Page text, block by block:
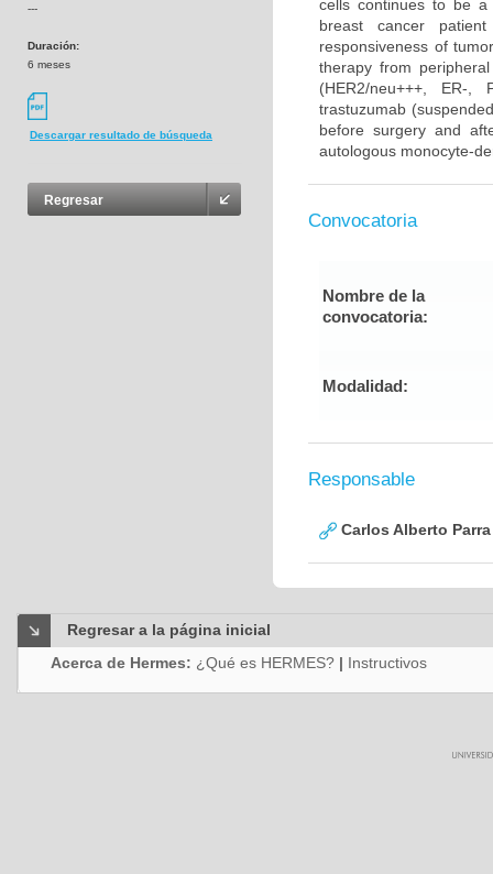
---
Duración:
6 meses
Descargar resultado de búsqueda
Regresar
cells continues to be a
breast cancer
responsiveness of
therapy from
(HER2/neu+++, ER-,
trastuzumab
before surgery and
autologous monocyte-
Convocatoria
Nombre de la
convocatoria:
Modalidad:
Responsable
Carlos Alberto
Regresar a la página inicial
Acerca de Hermes: ¿Qué es HERMES? | Instructivos